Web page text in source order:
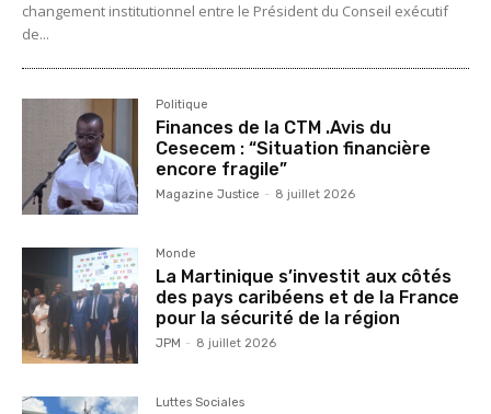
changement institutionnel entre le Président du Conseil exécutif
de...
Politique
Finances de la CTM .Avis du
Cesecem : “Situation financière
encore fragile”
Magazine Justice - 8 juillet 2026
Monde
La Martinique s’investit aux côtés
des pays caribéens et de la France
pour la sécurité de la région
JPM - 8 juillet 2026
Luttes Sociales